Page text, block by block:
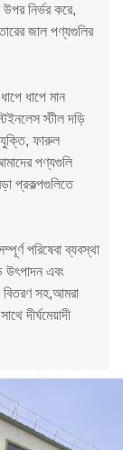
নির্ভর করে,
জাল পণ্যগুলির
ধাপে মান
স্টীল দড়ি
ফারুল
পণ্যগুলি
প্রকল্পগুলিতে
পরিষেবা ব্যবস্থা
উৎপাদন এবং
বিতরণ সহ,আমরা
দীর্ঘমেয়াদী